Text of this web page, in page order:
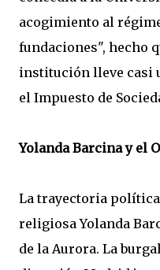
acogimiento al
fundaciones", hecho
institución lleve casi
el Impuesto de
Yolanda Barcina y el
La trayectoria
religiosa Yolanda
de la Aurora. La